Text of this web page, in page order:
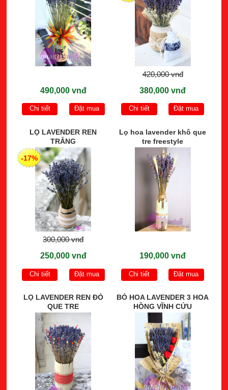
490,000 vnđ
Chi tiết Đặt mua
420,000 vnđ
380,000 vnđ
Chi tiết Đặt mua
LỌ LAVENDER REN
TRẮNG
-17%
300,000 vnđ
250,000 vnđ
Chi tiết Đặt mua
Lọ hoa lavender khô que
tre freestyle
190,000 vnđ
Chi tiết Đặt mua
LỌ LAVENDER REN ĐỎ
QUE TRE
BÓ HOA LAVENDER 3 HOA
HỒNG VĨNH CỬU